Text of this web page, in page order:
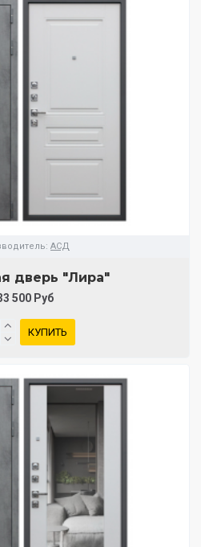
АСД
дверь "Лира"
500 Руб
КУПИТЬ